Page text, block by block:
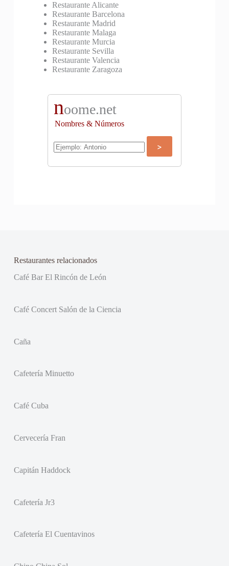
Restaurante Alicante
Restaurante Barcelona
Restaurante Madrid
Restaurante Malaga
Restaurante Murcia
Restaurante Sevilla
Restaurante Valencia
Restaurante Zaragoza
noome.net
Nombres & Números
Restaurantes relacionados
Café Bar El Rincón de León
Café Concert Salón de la Ciencia
Caña
Cafetería Minuetto
Café Cuba
Cervecería Fran
Capitán Haddock
Cafetería Jr3
Cafetería El Cuentavinos